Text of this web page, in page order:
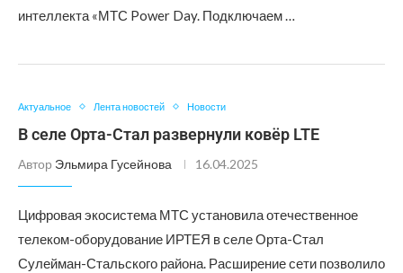
интеллекта «МТС Power Day. Подключаем …
Актуальное Лента новостей Новости
В селе Орта-Стал развернули ковёр LTE
Автор Эльмира Гусейнова 16.04.2025
Цифровая экосистема МТС установила отечественное
телеком-оборудование ИРТЕЯ в селе Орта-Стал
Сулейман-Стальского района. Расширение сети позволило